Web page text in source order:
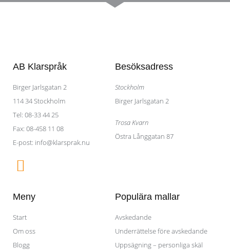
AB Klarspråk
Birger Jarlsgatan 2​
114 34 Stockholm
Tel: 08-33 44 25
Fax: 08-458 11 08
E-post: info@klarsprak.nu
F
c
e
b
o
Besöksadress
Stockholm
Birger Jarlsgatan 2
Trosa Kvarn
Östra Långgatan 87
Meny
Start
Om oss
Blogg
Populära mallar
Avskedande
Underrättelse före avskedande
Uppsägning – personliga skäl